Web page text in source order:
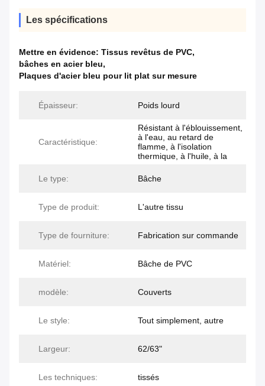
Les spécifications
Mettre en évidence: Tissus revêtus de PVC,
bâches en acier bleu,
Plaques d'acier bleu pour lit plat sur mesure
Épaisseur: Poids lourd
Caractéristique:
Résistant à l'éblouissement,
à l'eau, au retard de
flamme, à l'isolation
thermique, à l'huile, à la
Le type: Bâche
Type de produit: L'autre tissu
Type de fourniture: Fabrication sur commande
Matériel: Bâche de PVC
modèle: Couverts
Le style: Tout simplement, autre
Largeur: 62/63"
Les techniques: tissés